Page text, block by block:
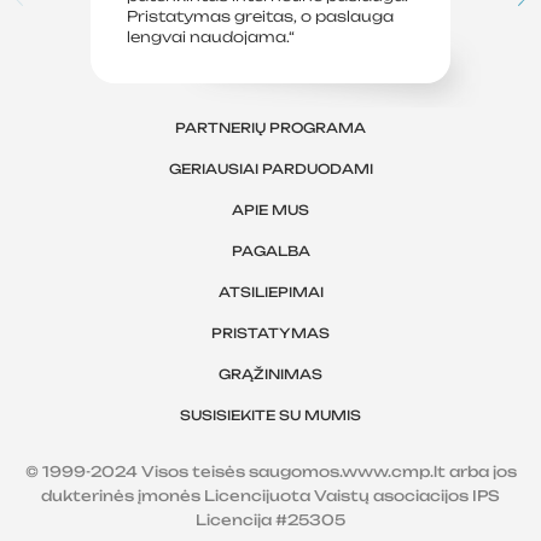
Pristatymas greitas, o paslauga
lengvai naudojama.“
PARTNERIŲ PROGRAMA
GERIAUSIAI PARDUODAMI
APIE MUS
PAGALBA
ATSILIEPIMAI
PRISTATYMAS
GRĄŽINIMAS
SUSISIEKITE SU MUMIS
© 1999-2024 Visos teisės saugomos.www.cmp.lt arba jos
dukterinės įmonės Licencijuota Vaistų asociacijos IPS
Licencija #25305